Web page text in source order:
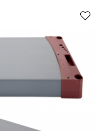
bezpieczna dostawa. Te
klientów. Niektórzy są
zawieść, realizując